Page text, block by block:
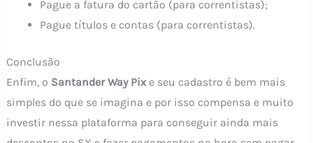
Pague a fatura do cartão (para correntistas);
Pague títulos e contas (para correntistas).
Conclusão
Enfim, o Santander Way Pixe seu cadastro é bem mais
simples do que se imagina e por isso compensa e muito
investir nessa plataforma para conseguir ainda mais